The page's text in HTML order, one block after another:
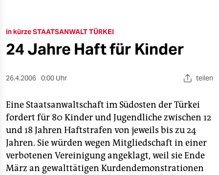
öko
gesellschaft
kultur
sport
berlin
nord
wahrheit
in kürze STAATSANWALT TÜRKEI
24 Jahre Haft für Kinder
26.4.2006 0:00 Uhr teilen
Eine Staatsanwaltschaft im Südosten der Türkei
fordert für 80 Kinder und Jugendliche zwischen 12
und 18 Jahren Haftstrafen von jeweils bis zu 24
Jahren. Sie würden wegen Mitgliedschaft in einer
verbotenen Vereinigung angeklagt, weil sie Ende
März an gewalttätigen Kurdendemonstrationen